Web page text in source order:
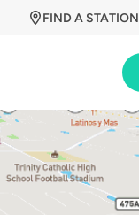
FIND A STATION